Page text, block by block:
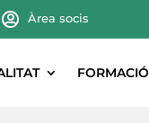
Àrea socis
FORMACIÓ